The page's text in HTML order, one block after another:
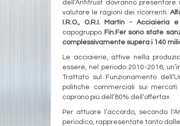
dell’Antitrust dovranno
valutare le ragioni dei ricorrenti.
I.R.O., O.R.I. Martin - Acciaieria
capogruppo Fin.Fer sono state
complessivamente supera i 140
Le acciaierie, attive nella
essere, nel periodo 2010-2016,
Trattato sul Funzionamento
politiche commerciali sui
coprono più dell’80% dell’offerta».
Per attuare l’accordo, secondo
periodico, rappresentate tanto dalle